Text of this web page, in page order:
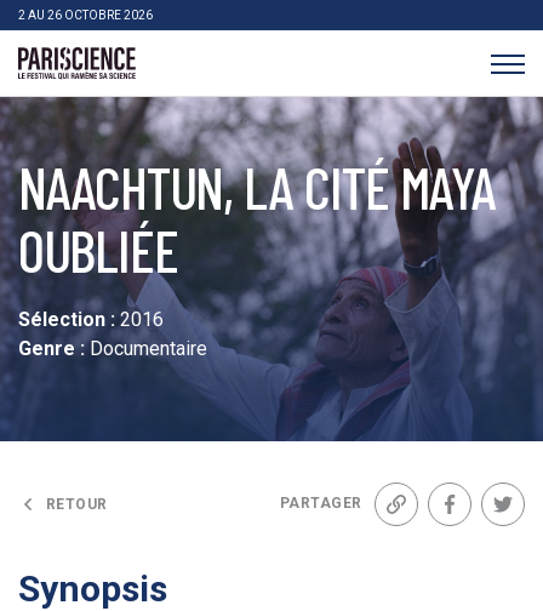
>Aller au contenu
2 AU 26 OCTOBRE 2026
NAACHTUN, LA CITÉ MAYA
OUBLIÉE
Sélection :2016
Genre :Documentaire
RETOUR PARTAGER
Lien Facebook
Synopsis
Panneau de gestion des cookies